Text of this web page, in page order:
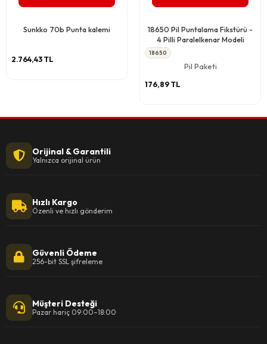
Sunkko 70b Punta kalemi
2.764,43 TL
18650 Pil Puntalama Fikstürü -
4 Pilli Paralelkenar Modeli
18650
Pil Paketi
176,89 TL
Orijinal & Garantili
Yalnızca orijinal ürün
Hızlı Kargo
Özenli ve hızlı gönderim
Güvenli Ödeme
256-bit SSL şifreleme
Müşteri Desteği
Pazar hariç 09:00–18:00